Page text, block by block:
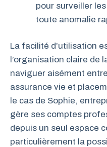
pour surveiller
toute anomalie
La facilité d’utilisation
l’organisation claire de
naviguer aisément
assurance vie et
le cas de Sophie,
gère ses comptes
depuis un seul espace
particulièrement la